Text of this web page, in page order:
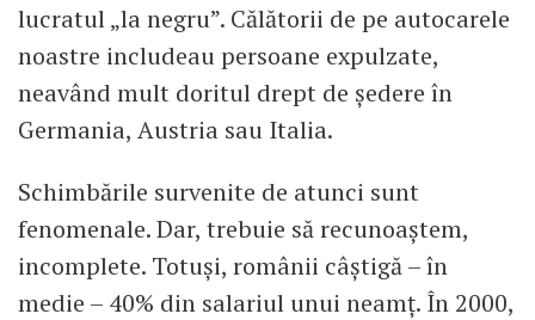
lucratul „la negru”. Călătorii de pe autocarele
noastre includeau persoane expulzate,
neavând mult doritul drept de ședere în
Germania, Austria sau Italia.
Schimbările survenite de atunci sunt
fenomenale. Dar, trebuie să recunoaștem,
incomplete. Totuși, românii câștigă – în
medie – 40% din salariul unui neamț. În 2000,